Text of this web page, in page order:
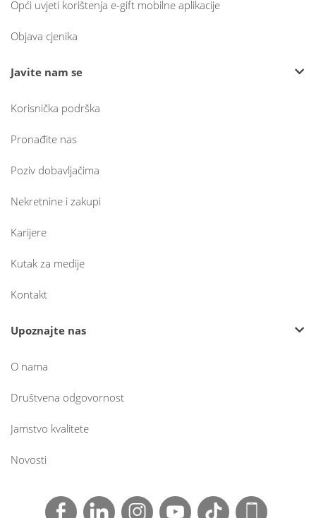
Opći uvjeti korištenja e-gift mobilne aplikacije
Objava cjenika
Javite nam se
Korisnička podrška
Pronađite nas
Poziv dobavljačima
Nekretnine i zakupi
Karijere
Kutak za medije
Kontakt
Upoznajte nas
O nama
Društvena odgovornost
Jamstvo kvalitete
Novosti